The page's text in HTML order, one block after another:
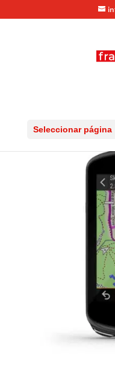
Seleccionar página